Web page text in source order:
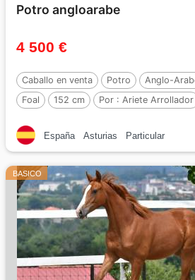
Potro angloarabe
4 500 €
Caballo en venta Potro Anglo-
Foal
152 cm Por : Ariete Arrollador
España Asturias Particular
BASICO